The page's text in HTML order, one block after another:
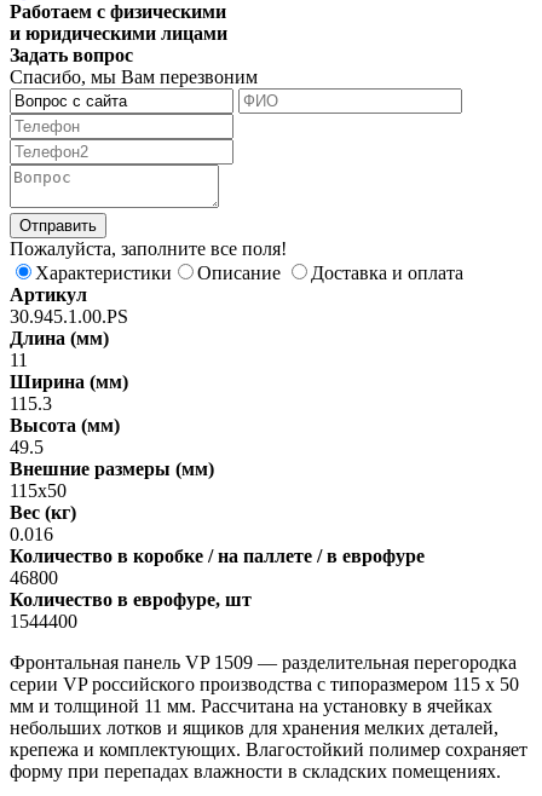
Работаем с физическими
и юридическими лицами
Задать вопрос
Спасибо, мы Вам перезвоним
Пожалуйста, заполните все поля!
Характеристики
Описание
Доставка и оплата
Артикул
30.945.1.00.PS
Длина (мм)
11
Ширина (мм)
115.3
Высота (мм)
49.5
Внешние размеры (мм)
115х50
Вес (кг)
0.016
Количество в коробке / на паллете / в еврофуре
46800
Количество в еврофуре, шт
1544400
Фронтальная панель VP 1509 — разделительная перегородка
серии VP российского производства с типоразмером 115 х 50
мм и толщиной 11 мм. Рассчитана на установку в ячейках
небольших лотков и ящиков для хранения мелких деталей,
крепежа и комплектующих. Влагостойкий полимер сохраняет
форму при перепадах влажности в складских помещениях.